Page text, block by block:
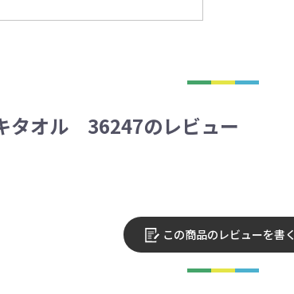
タオル 36247のレビュー
この商品のレビューを書く